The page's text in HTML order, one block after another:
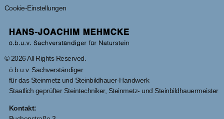
© 2026 All Rights Reserved.
ö.b.u.v. Sachverständiger
für das Steinmetz und Steinbildhauer-Handwerk
Staatlich geprüfter Steintechniker, Steinmetz- und Steinbildhauermeister
Kontakt:
Cookie-Einstellungen